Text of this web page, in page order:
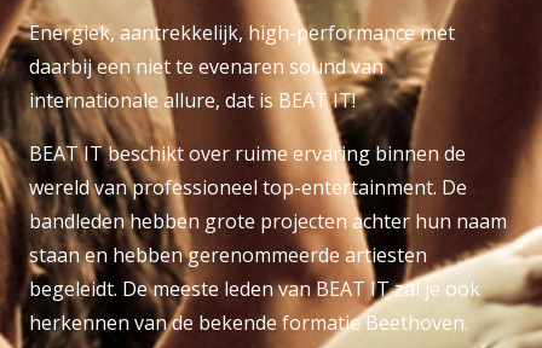
Energiek, aantrekkelijk, high-performance met
daarbij een niet te evenaren sound van
internationale allure, dat is BEAT IT!
BEAT IT beschikt over ruime ervaring binnen de
wereld van professioneel top-entertainment. De
bandleden hebben grote projecten achter hun naam
staan en hebben gerenommeerde artiesten
begeleidt. De meeste leden van BEAT IT zal je ook
herkennen van de bekende formatie Beethoven.